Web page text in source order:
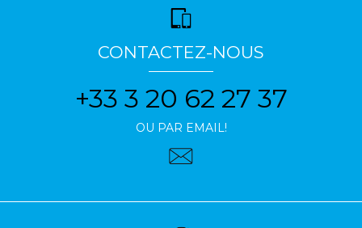
CONTACTEZ-NOUS
+33 3 20 62 27 37
OU PAR EMAIL!